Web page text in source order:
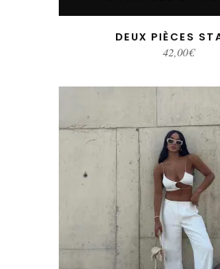
DEUX PIÈCES
42,00€